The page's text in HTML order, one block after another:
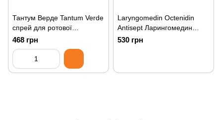
Тантум Верде Tantum Verde
спрей для ротової
порожнини, 30ml Tonsino
Spray
468 грн
Laryngomedin Octenidin
Antisept Ларингомедин
льодяники від ангіни, 24st
530 грн